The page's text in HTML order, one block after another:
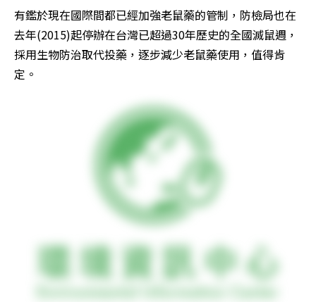
有鑑於現在國際間都已經加強老鼠藥的管制，防檢局也在
去年(2015)起停辦在台灣已超過30年歷史的全國滅鼠週，
採用生物防治取代投藥，逐步減少老鼠藥使用，值得肯
定。